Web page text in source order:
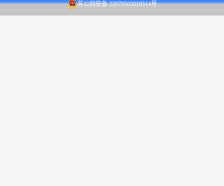
苏公网安备 32070502010514号